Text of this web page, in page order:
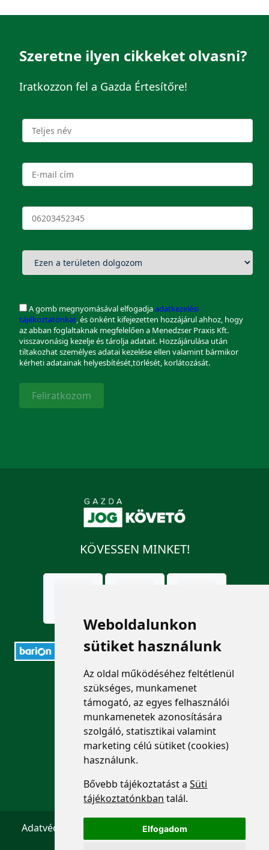
Weboldalunkon
sütiket használunk
Az oldal működéséhez feltétlenül
szükséges, munkamenet
támogató, az egyes felhasználói
munkamenetek azonosítására
szolgáló, statisztikai valamint
marketing célú sütiket (cookies)
használunk.
Bővebb tájékoztatást aSüti
tájékoztatónkban talál.
Elfogadom
Szeretne ilyen cikkeket olvasni?
Iratkozzon fel a Gazda Értesítőre!
A gomb megnyomásával elfogadjaadatkezelési
tájékoztatónkat, és önként kifejezetten hozzájárul ahhoz, hogy
az abban foglaltaknak megfelelően a Menedzser Praxis Kft.
visszavonásig kezelje és tárolja adatait. Hozzájárulása után
tiltakozhat személyes adatai kezelése ellen valamint bármikor
kérheti adatainak helyesbítését,törlését, korlátozását.
Feliratkozom
KÖVESSEN MINKET!
ELÉRHETŐSÉGEK
+36 1 880 7600
info@mprx.hu
Adatvédelem Impresszum